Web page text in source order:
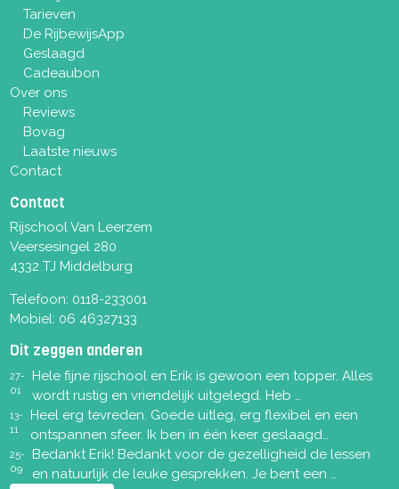
Tarieven
De RijbewijsApp
Geslaagd
Cadeaubon
Over ons
Reviews
Bovag
Laatste nieuws
Contact
Contact
Rijschool Van Leerzem
Veersesingel 280
4332 TJ Middelburg
Telefoon: 0118-233001
Mobiel: 06 46327133
Dit zeggen anderen
27-
01
Hele fijne rijschool en Erik is gewoon een topper. Alles
wordt rustig en vriendelijk uitgelegd. Heb …
13-
11
Heel erg tevreden. Goede uitleg, erg flexibel en een
ontspannen sfeer. Ik ben in één keer geslaagd…
25-
09
Bedankt Erik! Bedankt voor de gezelligheid de lessen
en natuurlijk de leuke gesprekken. Je bent een …